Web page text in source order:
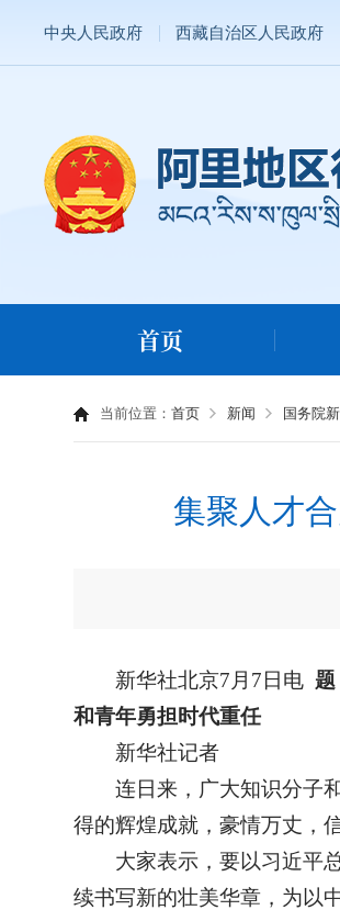
中央人民政府 西藏自治区人民政府
首页
当前位置：首页 新闻 国务院
集聚人才
新华社北京7月7日电
和青年勇担时代重任
新华社记者
连日来，广大知识分子
得的辉煌成就，豪情万丈，
大家表示，要以习近平
续书写新的壮美华章，为以